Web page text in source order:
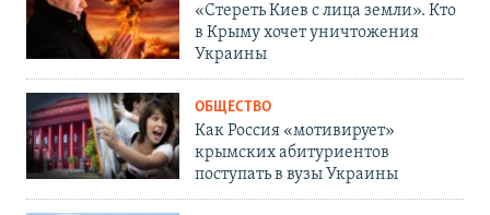
«Стереть Киев с лица земли». Кто
в Крыму хочет уничтожения
Украины
ОБЩЕСТВО
Как Россия «мотивирует»
крымских абитуриентов
поступать в вузы Украины